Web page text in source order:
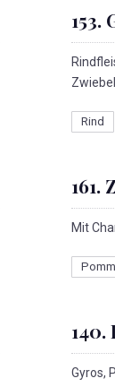
Rind
161.
Mit
140.
Gyros,